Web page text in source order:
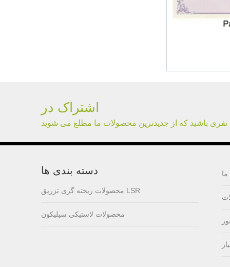
اشتراک در
نفری باشید که از جدیدترین محصولات ما مطلع می شوید
دسته بندی ها
محصولات ریخته گری تزریق LSR
محصولات لاستیکی سیلیکون